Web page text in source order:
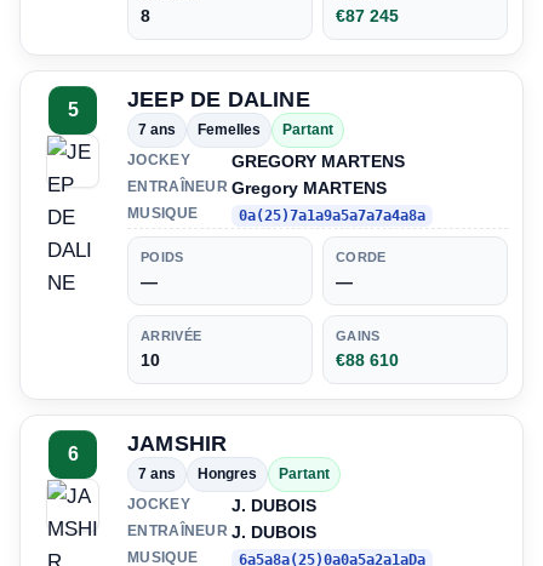
8 €87 245
5 JEEP DE DALINE
7 ans Femelles
Partant
JOCKEY
GREGORY MARTENS
ENTRAÎNEUR Gregory MARTENS
MUSIQUE 0a(25)7a1a9a5a7a7a4a8a
POIDS
—
CORDE
—
ARRIVÉE
10
GAINS
€88 610
6 JAMSHIR
7 ans Hongres
Partant
JOCKEY
J. DUBOIS
ENTRAÎNEUR J. DUBOIS
MUSIQUE 6a5a8a(25)0a0a5a2a1aDa